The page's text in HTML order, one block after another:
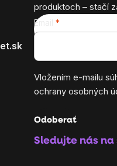
produktoch – stačí
Email
Vložením e-mailu
ochrany osobných
Odoberať
Sledujte nás